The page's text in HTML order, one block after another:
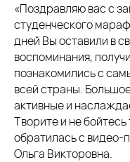
«Поздравляю вас с
студенческого
дней Вы оставили в
воспоминания,
познакомились с
всей страны.
активные и
Творите и не
обратилась с видео-
Ольга Викторовна.